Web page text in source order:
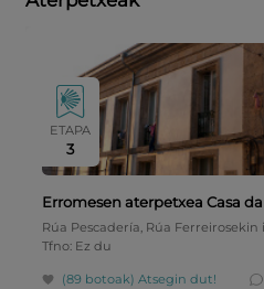
ETAPA
3
Erromesen aterpetxea Casa
Rúa Pescadería, Rúa Ferreirosekin
Tfno: Ez du
(89 botoak)Atsegin dut!